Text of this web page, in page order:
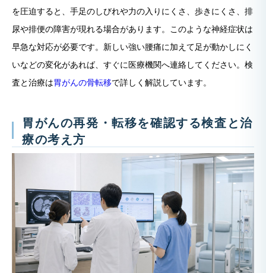
を圧迫すると、手足のしびれや力の入りにくさ、歩きにくさ、排
尿や排便の障害が現れる場合があります。このような神経症状は
早急な対応が必要です。新しい強い腰痛に加えて足が動かしにく
いなどの変化があれば、すぐに医療機関へ連絡してください。検
査と治療は胃がんの骨転移で詳しく解説しています。
胃がんの再発・転移を確認する検査と治
療の考え方